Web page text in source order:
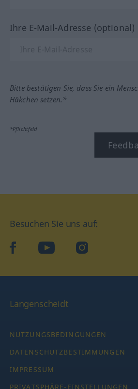
Ihre E-Mail-Adresse (optional)
Bitte bestätigen Sie, dass Sie ein
Häkchen setzen.*
*Pflichtfeld
Besuchen Sie uns auf:
facebookYouTube Instagram
Langenscheidt
NUTZUNGSBEDINGUNGEN
DATENSCHUTZBESTIMMUNGEN
IMPRESSUM
PRIVATSPHÄRE-EINSTELLUNGEN